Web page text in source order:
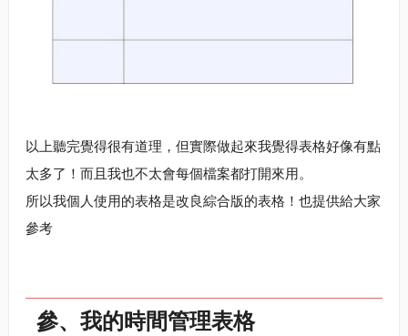
以上聽完覺得很有道理，但實際做起來我覺得表格好像有點
太多了！而且我也不太會每個檔案都打開來用。
所以我個人使用的表格是改良綜合版的表格！也提供給大家
參考
參、我的時間管理表格